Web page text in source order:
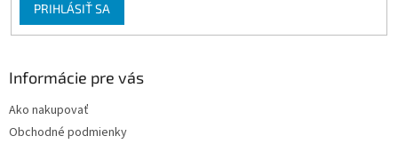
PRIHLÁSIŤ SA
Informácie pre vás
Ako nakupovať
Obchodné podmienky